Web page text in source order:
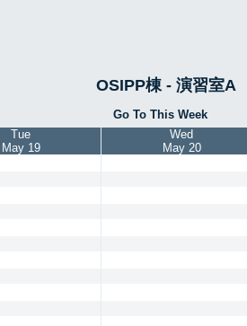
OSIPP棟 - 演習室A
Go To This Week
Tue
May 19
Wed
May 20